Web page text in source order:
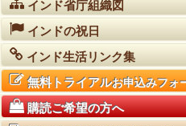
インド省庁組織図
インドの祝日
インド生活リンク集
無料トライアルお申込みフォ
購読ご希望の方へ